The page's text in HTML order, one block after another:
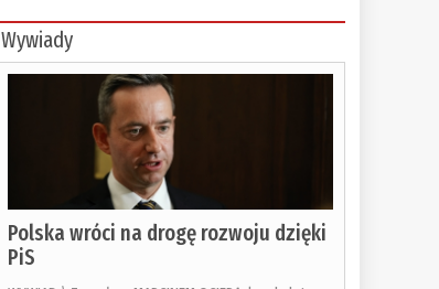
Wywiady
Polska wróci na drogę rozwoju dzięki
PiS